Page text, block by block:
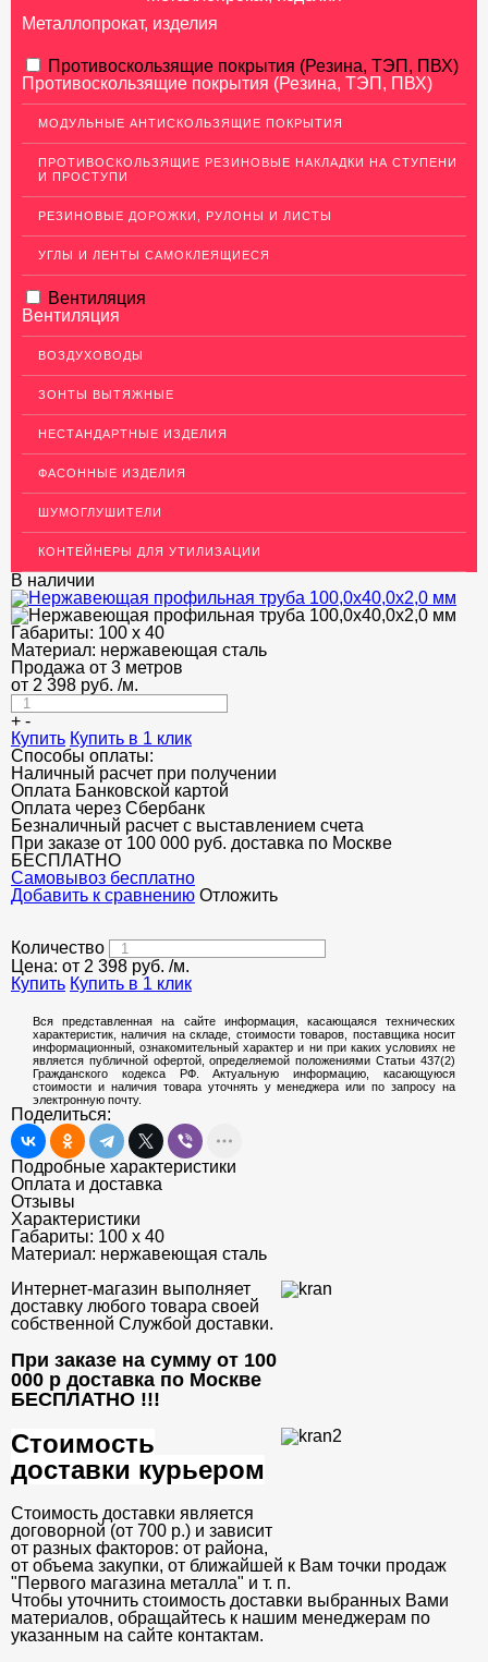
Металлопрокат, изделия
АЛЮМИНИЕВЫЙ ПРОКАТ
НЕРЖАВЕЮЩАЯ СТАЛЬ
Нержавеющие листы
Уголки из нержавеющей стали
Полоса из нержавейки
Нержавеющие трубы
ПВЛ-листы
Сетка из нержавейки
МЕДНЫЙ ПРОКАТ
ЛАТУННЫЙ ПРОКАТ
ДЕКОР НЕРЖАВЕЙКА
ОГРАЖДЕНИЯ ДЛЯ ЛЕСТНИЦ
ЭЛЕКТРОДЫ
ДЕКОРАТИВНЫЙ УГОЛОК
МЕТАЛЛИЧЕСКИЕ ПОРОГИ НАПОЛЬНЫЕ (ДЛЯ ПОЛА),
РАСКЛАДКА, ПЛИНТУС
АКЦИИ
НЕДОРОГОЙ МЕТАЛЛОПРОКАТ
Противоскользящие покрытия (Резина, ТЭП, ПВХ)
Противоскользящие покрытия (Резина, ТЭП, ПВХ)
МОДУЛЬНЫЕ АНТИСКОЛЬЗЯЩИЕ ПОКРЫТИЯ
ПРОТИВОСКОЛЬЗЯЩИЕ РЕЗИНОВЫЕ НАКЛАДКИ НА СТУПЕНИ
И ПРОСТУПИ
РЕЗИНОВЫЕ ДОРОЖКИ, РУЛОНЫ И ЛИСТЫ
УГЛЫ И ЛЕНТЫ САМОКЛЕЯЩИЕСЯ
Вентиляция
Вентиляция
ВОЗДУХОВОДЫ
ЗОНТЫ ВЫТЯЖНЫЕ
НЕСТАНДАРТНЫЕ ИЗДЕЛИЯ
ФАСОННЫЕ ИЗДЕЛИЯ
ШУМОГЛУШИТЕЛИ
КОНТЕЙНЕРЫ ДЛЯ УТИЛИЗАЦИИ
В наличии
Габариты: 100 х 40
Материал: нержавеющая сталь
Продажа от 3 метров
от 2 398 руб. /м.
+ -
Купить Купить в 1 клик
Способы оплаты:
Наличный расчет при получении
Оплата Банковской картой
Оплата через Сбербанк
Безналичный расчет с выставлением счета
При заказе от 100 000 руб. доставка по Москве
БЕСПЛАТНО
Cамовывоз бесплатно
Добавить к сравнению Отложить
Количество
Цена: от 2 398 руб. /м.
Купить Купить в 1 клик
Вся представленная на сайте информация, касающаяся технических
характеристик, наличия на складе, стоимости товаров, поставщика носит
информационный, ознакомительный характер и ни при каких условиях не
является публичной офертой, определяемой положениями Статьи 437(2)
Гражданского кодекса РФ. Актуальную информацию, касающуюся
стоимости и наличия товара уточнять у менеджера или по запросу на
электронную почту.
Поделиться:
Подробные характеристики
Оплата и доставка
Отзывы
Характеристики
Габариты: 100 х 40
Материал: нержавеющая сталь
Интернет-магазин выполняет
доставку любого товара своей
собственной Службой доставки.
При заказе на сумму от 100
000 р доставка по Москве
БЕСПЛАТНО !!!
Стоимость
доставки курьером
Стоимость доставки является
договорной (от 700 р.) и зависит
от разных факторов: от района,
от объема закупки, от ближайшей к Вам точки продаж
"Первого магазина металла" и т. п.
Чтобы уточнить стоимость доставки выбранных Вами
материалов, обращайтесь к нашим менеджерам по
указанным на сайте контактам.